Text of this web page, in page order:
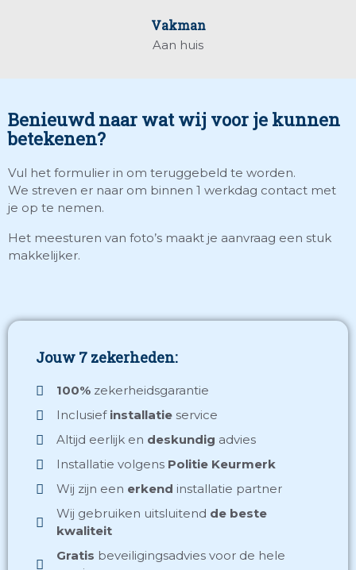
Vakman
Aan huis
Benieuwd naar wat wij voor je kunnen
betekenen?
Vul het formulier in om teruggebeld te worden.
We streven er naar om binnen 1 werkdag contact met
je op te nemen.
Het meesturen van foto’s maakt je aanvraag een stuk
makkelijker.
Jouw 7 zekerheden:
100% zekerheidsgarantie
Inclusief installatie service
Altijd eerlijk en deskundig advies
Installatie volgens Politie Keurmerk
Wij zijn een erkend installatie partner
Wij gebruiken uitsluitend de beste
kwaliteit
Gratis beveiligingsadvies voor de hele